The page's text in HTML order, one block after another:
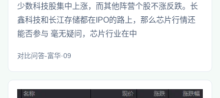
少数科技股集中上涨，而其他阵营个股不涨反跌。长
鑫科技和长江存储都在IPO的路上，那么芯片行情还
能否参与 毫无疑问，芯片行业在中
对比问答-富华·09